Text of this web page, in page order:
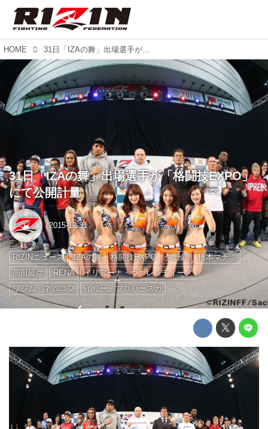
HOME 31日「IZAの舞」出場選手が「格闘技EXPO」にて公開計量
31日「IZAの舞」出場選手が「格闘技EXPO」
にて公開計量
2015-12-31
RIZINニュース IZAの舞 格闘技EXPO 矢野武
橋本マナミ
髙田延彦
RENA
イリアーナ・ヴァレンティーノ
ワジム・ネムコフ
イリー・プロハースカ